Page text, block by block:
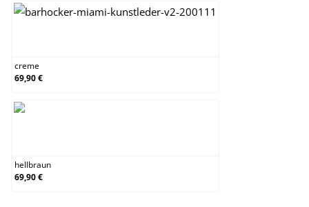
creme
69,90 €
hellbraun
69,90 €